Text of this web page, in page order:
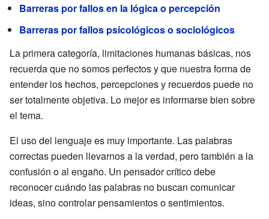
Barreras por fallos en la lógica o percepción
Barreras por fallos psicológicos o sociológicos
La primera categoría, limitaciones humanas básicas, nos
recuerda que no somos perfectos y que nuestra forma de
entender los hechos, percepciones y recuerdos puede no
ser totalmente objetiva. Lo mejor es informarse bien sobre
el tema.
El uso del lenguaje es muy importante. Las palabras
correctas pueden llevarnos a la verdad, pero también a la
confusión o al engaño. Un pensador crítico debe
reconocer cuándo las palabras no buscan comunicar
ideas, sino controlar pensamientos o sentimientos.